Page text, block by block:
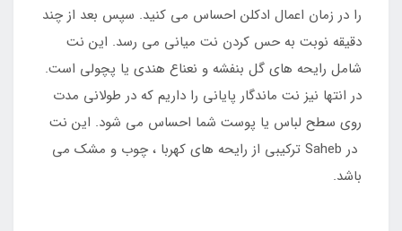
را در زمان اعمال ادکلن احساس می کنید. سپس بعد از چند
دقیقه نوبت به حس کردن نت میانی می رسد. این نت
شامل رایحه های گل بنفشه و نعناع هندی یا پچولی است.
در انتها نیز نت ماندگار پایانی را داریم که در طولانی مدت
روی سطح لباس یا پوست شما احساس می شود. این نت
در Saheb ترکیبی از رایحه های کهربا ، چوب و مشک می
باشد.